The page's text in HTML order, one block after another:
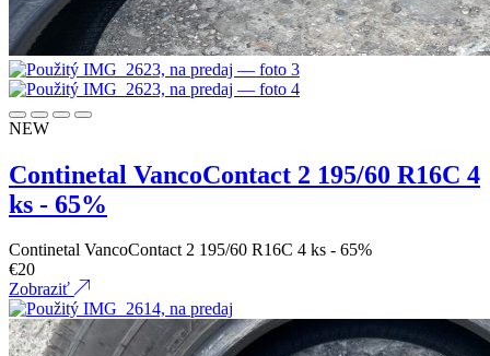
NEW
Continetal VancoContact 2 195/60 R16C 4
ks - 65%
Continetal VancoContact 2 195/60 R16C 4 ks - 65%
€20
Zobraziť